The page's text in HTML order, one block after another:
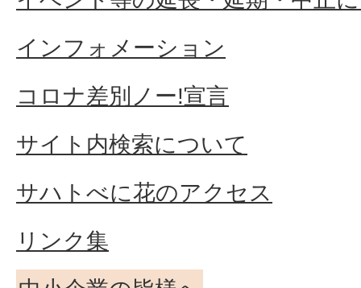
インフォメーション
コロナ差別ノー!宣言
サイト内検索について
サハトべに花のアクセス
リンク集